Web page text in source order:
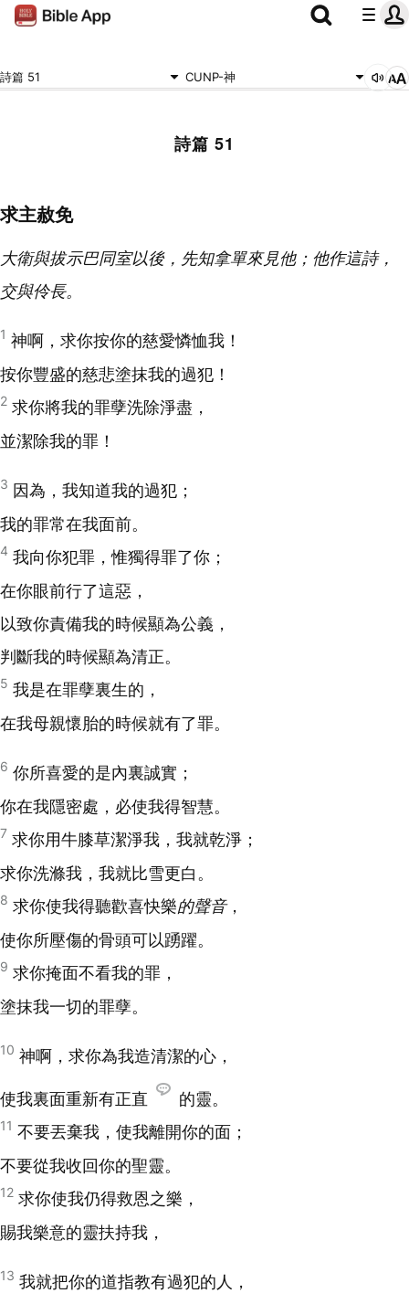
詩篇 51 CUNP-神
詩篇 51
求主赦免
大衛與拔示巴同室以後，先知拿單來見他；他作這詩，
交與伶長。
1 神啊，求你按你的慈愛憐恤我！
按你豐盛的慈悲塗抹我的過犯！
2 求你將我的罪孽洗除淨盡，
並潔除我的罪！
3 因為，我知道我的過犯；
我的罪常在我面前。
4 我向你犯罪，惟獨得罪了你；
在你眼前行了這惡，
以致你責備我的時候顯為公義，
判斷我的時候顯為清正。
5 我是在罪孽裏生的，
在我母親懷胎的時候就有了罪。
6 你所喜愛的是內裏誠實；
你在我隱密處，必使我得智慧。
7 求你用牛膝草潔淨我，我就乾淨；
求你洗滌我，我就比雪更白。
8 求你使我得聽歡喜快樂的聲音，
使你所壓傷的骨頭可以踴躍。
9 求你掩面不看我的罪，
塗抹我一切的罪孽。
10 神啊，求你為我造清潔的心，
使我裏面重新有正直 的靈。
11 不要丟棄我，使我離開你的面；
不要從我收回你的聖靈。
12 求你使我仍得救恩之樂，
賜我樂意的靈扶持我，
13 我就把你的道指教有過犯的人，